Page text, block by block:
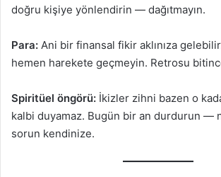
doğru kişiye yönlendirin — dağıtmayın.
Para: Ani bir finansal fikir aklınıza
hemen harekete geçmeyin. Retrosu
Spiritüel öngörü: İkizler zihni bazen o
kalbi duyamaz. Bugün bir an durdurun —
sorun kendinize.